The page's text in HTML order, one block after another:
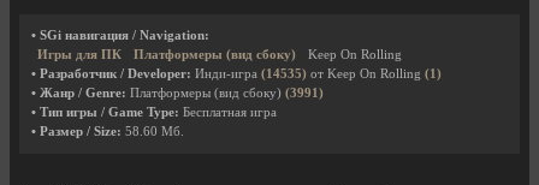
• SGi навигация / Navigation:
Игры для ПК
Платформеры (вид сбоку)
Keep On Rolling
• Разработчик / Developer: Инди-игра (14535) от Keep On Rolling (1)
• Жанр / Genre: Платформеры (вид сбоку) (3991)
• Тип игры / Game Type: Бесплатная игра
• Размер / Size: 58.60 Мб.